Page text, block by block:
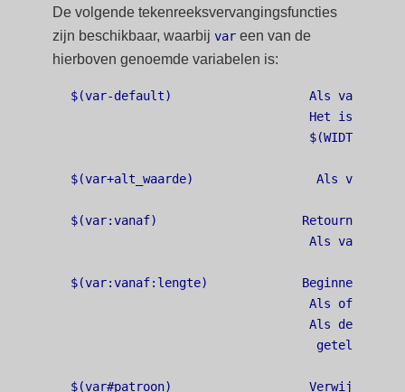
De volgende tekenreeksvervangingsfuncties
zijn beschikbaar, waarbijvar een van de
hierboven genoemde variabelen is:
$(var-default)                   Als var leeg
Het is
$(var+alt_waarde)                 Als var is
$(var:vanaf)                    Retourneer het
Als vanaf
$(var:vanaf:lengte)             Beginnend met
Als offset
Als de
geteld
$(var#patroon)                   Verwijder